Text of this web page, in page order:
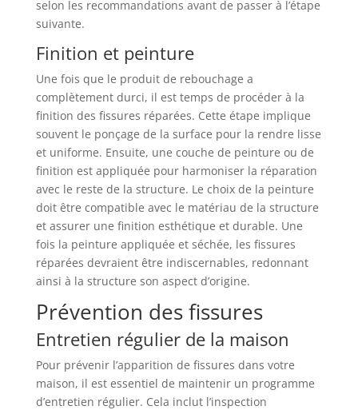
selon les recommandations avant de passer à l’étape
suivante.
Finition et peinture
Une fois que le produit de rebouchage a
complètement durci, il est temps de procéder à la
finition des fissures réparées. Cette étape implique
souvent le ponçage de la surface pour la rendre lisse
et uniforme. Ensuite, une couche de peinture ou de
finition est appliquée pour harmoniser la réparation
avec le reste de la structure. Le choix de la peinture
doit être compatible avec le matériau de la structure
et assurer une finition esthétique et durable. Une
fois la peinture appliquée et séchée, les fissures
réparées devraient être indiscernables, redonnant
ainsi à la structure son aspect d’origine.
Prévention des fissures
Entretien régulier de la maison
Pour prévenir l’apparition de fissures dans votre
maison, il est essentiel de maintenir un programme
d’entretien régulier. Cela inclut l’inspection